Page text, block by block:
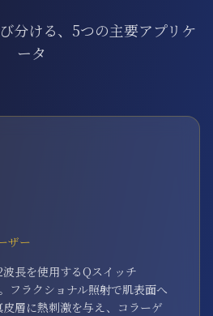
分ける、5つの主要アプリケ
ータ
ザー
長を使用するQスイッチ
フラクショナル照射で肌表面へ
層に熱刺激を与え、コラーゲ